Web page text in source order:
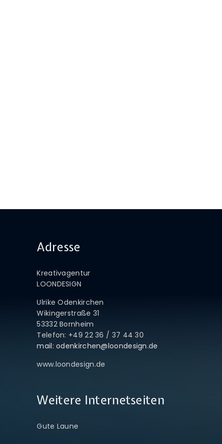
Adresse
Kreativagentur
LOONDESIGN
Ulrike Odenkirchen
Wikingerstraße 31
53332 Bornheim
Telefon: +49 22 36 / 37 44 30
mail: odenkirchen@loondesign.de
www.loondesign.de
Weitere Internetseiten
Gute Laune